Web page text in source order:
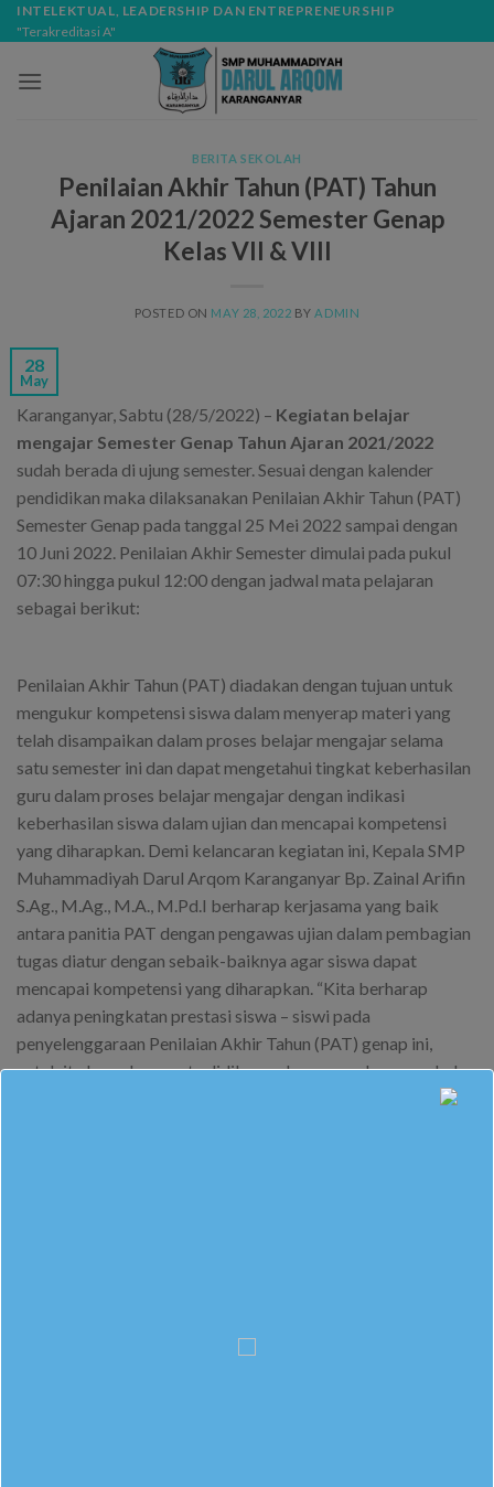
Skip
to
INTELEKTUAL, LEADERSHIP DAN ENTREPRENEURSHIP
"Terakreditasi A"
BERITA SEKOLAH
Penilaian Akhir Tahun (PAT) Tahun
Ajaran 2021/2022 Semester Genap
Kelas VII & VIII
POSTED ON MAY 28, 2022 BY ADMIN
28
May
Karanganyar, Sabtu (28/5/2022) – Kegiatan belajar
mengajar Semester Genap Tahun Ajaran 2021/2022
sudah berada di ujung semester. Sesuai dengan kalender
pendidikan maka dilaksanakan Penilaian Akhir Tahun (PAT)
Semester Genap pada tanggal 25 Mei 2022 sampai dengan
10 Juni 2022. Penilaian Akhir Semester dimulai pada pukul
07:30 hingga pukul 12:00 dengan jadwal mata pelajaran
sebagai berikut:
Penilaian Akhir Tahun (PAT) diadakan dengan tujuan untuk
mengukur kompetensi siswa dalam menyerap materi yang
telah disampaikan dalam proses belajar mengajar selama
satu semester ini dan dapat mengetahui tingkat keberhasilan
guru dalam proses belajar mengajar dengan indikasi
keberhasilan siswa dalam ujian dan mencapai kompetensi
yang diharapkan. Demi kelancaran kegiatan ini, Kepala SMP
Muhammadiyah Darul Arqom Karanganyar Bp. Zainal Arifin
S.Ag., M.Ag., M.A., M.Pd.I berharap kerjasama yang baik
antara panitia PAT dengan pengawas ujian dalam pembagian
tugas diatur dengan sebaik-baiknya agar siswa dapat
mencapai kompetensi yang diharapkan. “Kita berharap
adanya peningkatan prestasi siswa – siswi pada
penyelenggaraan Penilaian Akhir Tahun (PAT) genap ini,
untuk itu kepada peserta didik agar bersungguh-sungguh dan
memanfaatkan waktu yang tersedia dalam mengerjakan soal-
Berita Sekolah
modal-check